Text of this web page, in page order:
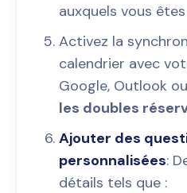
auxquels vous
Activez la
calendrier avec
Google, Outlook
les doubles
Ajouter des
personnalisées:
détails tels que :